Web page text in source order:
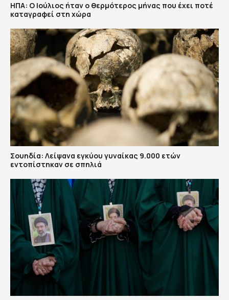
ΗΠΑ: Ο Ιούλιος ήταν ο θερμότερος μήνας που έχει ποτέ
καταγραφεί στη χώρα
Σουηδία: Λείψανα εγκύου γυναίκας 9.000 ετών
εντοπίστηκαν σε σπηλιά